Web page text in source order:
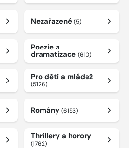
Nezařazené (5)
Poezie a
dramatizace (610)
Pro děti a mládež
(5126)
Romány (6153)
Thrillery a horory
(1762)